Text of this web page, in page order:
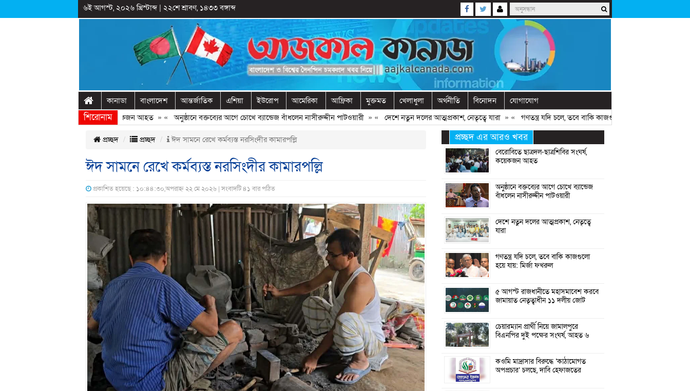
৬ই আগস্ট, ২০২৬ খ্রিস্টাব্দ| ২২শে শ্রাবণ, ১৪৩৩ বঙ্গাব্দ
কানাডা বাংলাদেশ আন্তর্জাতিক এশিয়া ইউরোপ আমেরিকা আফ্রিকা মুক্তমত খেলাধুলা অর্থনীতি বিনোদন যোগাযোগ
শিরোনাম
ছাত্রদল-ছাত্রশিবির সংঘর্ষ, কয়েকজন আহত» « অনুষ্ঠানে বক্তব্যের আগে চোখে ব্যান্ডেজ বাঁধলেন নাসীরুদ্দীন পাটওয়ারী» « দেশে নতুন দলের আত্মপ্রকাশ, নেতৃত্বে যারা» « গণতন্ত্র যদি চলে, তবে বাকি কাজগুলো হয়ে যায়: মির্জা ফখরুল
প্রচ্ছদ প্রচ্ছদ ঈদ সামনে রেখে কর্মব্যস্ত নরসিংদীর কামারপল্লি
ঈদ সামনে রেখে কর্মব্যস্ত নরসিংদীর কামারপল্লি
প্রকাশিত হয়েছে : ১০:৪৪:৩০,অপরাহ্ন ২২ মে ২০২৬ | সংবাদটি ৪১ বার পঠিত
প্রচ্ছদ এর আরও খবর
বেরোবিতে ছাত্রদল-ছাত্রশিবির সংঘর্ষ,
কয়েকজন আহত
অনুষ্ঠানে বক্তব্যের আগে চোখে ব্যান্ডেজ
বাঁধলেন নাসীরুদ্দীন পাটওয়ারী
দেশে নতুন দলের আত্মপ্রকাশ, নেতৃত্বে
যারা
গণতন্ত্র যদি চলে, তবে বাকি কাজগুলো
হয়ে যায়: মির্জা ফখরুল
৫ আগস্ট রাজধানীতে মহাসমাবেশ করবে
জামায়াত নেতৃত্বাধীন ১১ দলীয় জোট
চেয়ারম্যান প্রার্থী নিয়ে জামালপুরে
বিএনপির দুই পক্ষের সংঘর্ষ, আহত ৬
কওমি মাদ্রাসার বিরুদ্ধে ‘কাঠামোগত
অপপ্রচার’ চলছে, দাবি হেফাজতের